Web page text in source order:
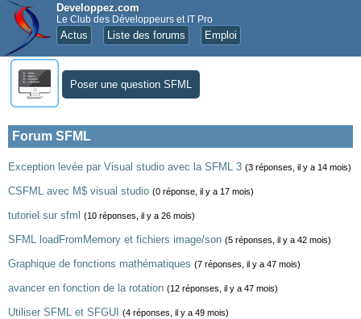
Developpez.com
Le Club des Développeurs et IT Pro
Actus Liste des forums Emploi
Poser une question SFML
Forum SFML
Exception levée par Visual studio avec la SFML 3 (3 réponses, il y a 14 mois)
CSFML avec M$ visual studio (0 réponse, il y a 17 mois)
tutoriel sur sfml (10 réponses, il y a 26 mois)
SFML loadFromMemory et fichiers image/son (5 réponses, il y a 42 mois)
Graphique de fonctions mathématiques (7 réponses, il y a 47 mois)
avancer en fonction de la rotation (12 réponses, il y a 47 mois)
Utiliser SFML et SFGUI (4 réponses, il y a 49 mois)